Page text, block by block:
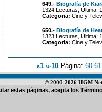
649.- Biografía de
1324 Lecturas, Última:
Categoria: Cine y
650.- Biografía de
1323 Lecturas, Última:
Categoria: Cine y
«1 «-10 Página: 60-61
© 2000-2026 HGM
estas páginas, acepta los